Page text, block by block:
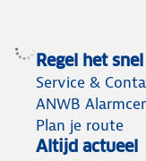
Regel het snel
Service &
ANWB
Plan je route
Altijd actueel